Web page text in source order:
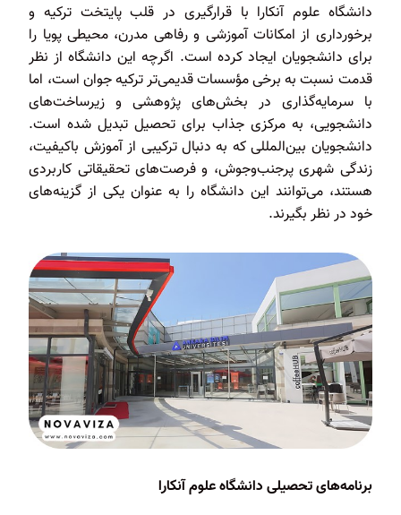
دانشگاه علوم آنکارا با قرارگیری در قلب پایتخت ترکیه و
برخورداری از امکانات آموزشی و رفاهی مدرن، محیطی پویا را
برای دانشجویان ایجاد کرده است. اگرچه این دانشگاه از نظر
قدمت نسبت به برخی مؤسسات قدیمی‌تر ترکیه جوان است، اما
با سرمایه‌گذاری در بخش‌های پژوهشی و زیرساخت‌های
دانشجویی، به مرکزی جذاب برای تحصیل تبدیل شده است.
دانشجویان بین‌المللی که به دنبال ترکیبی از آموزش باکیفیت،
زندگی شهری پرجنب‌وجوش، و فرصت‌های تحقیقاتی کاربردی
هستند، می‌توانند این دانشگاه را به عنوان یکی از گزینه‌های
خود در نظر بگیرند.
برنامه‌های تحصیلی دانشگاه علوم آنکارا